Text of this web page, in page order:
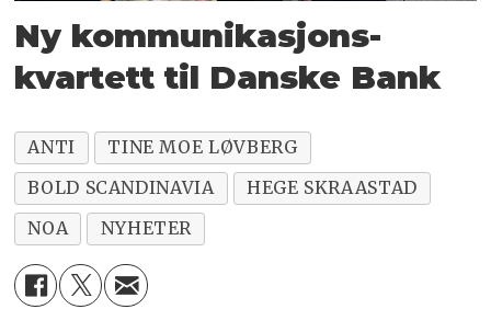
Ny kommunikasjons­
kvartett til Danske Bank
ANTI
TINE MOE LØVBERG
BOLD SCANDINAVIA
HEGE SKRAASTAD
NOA
NYHETER